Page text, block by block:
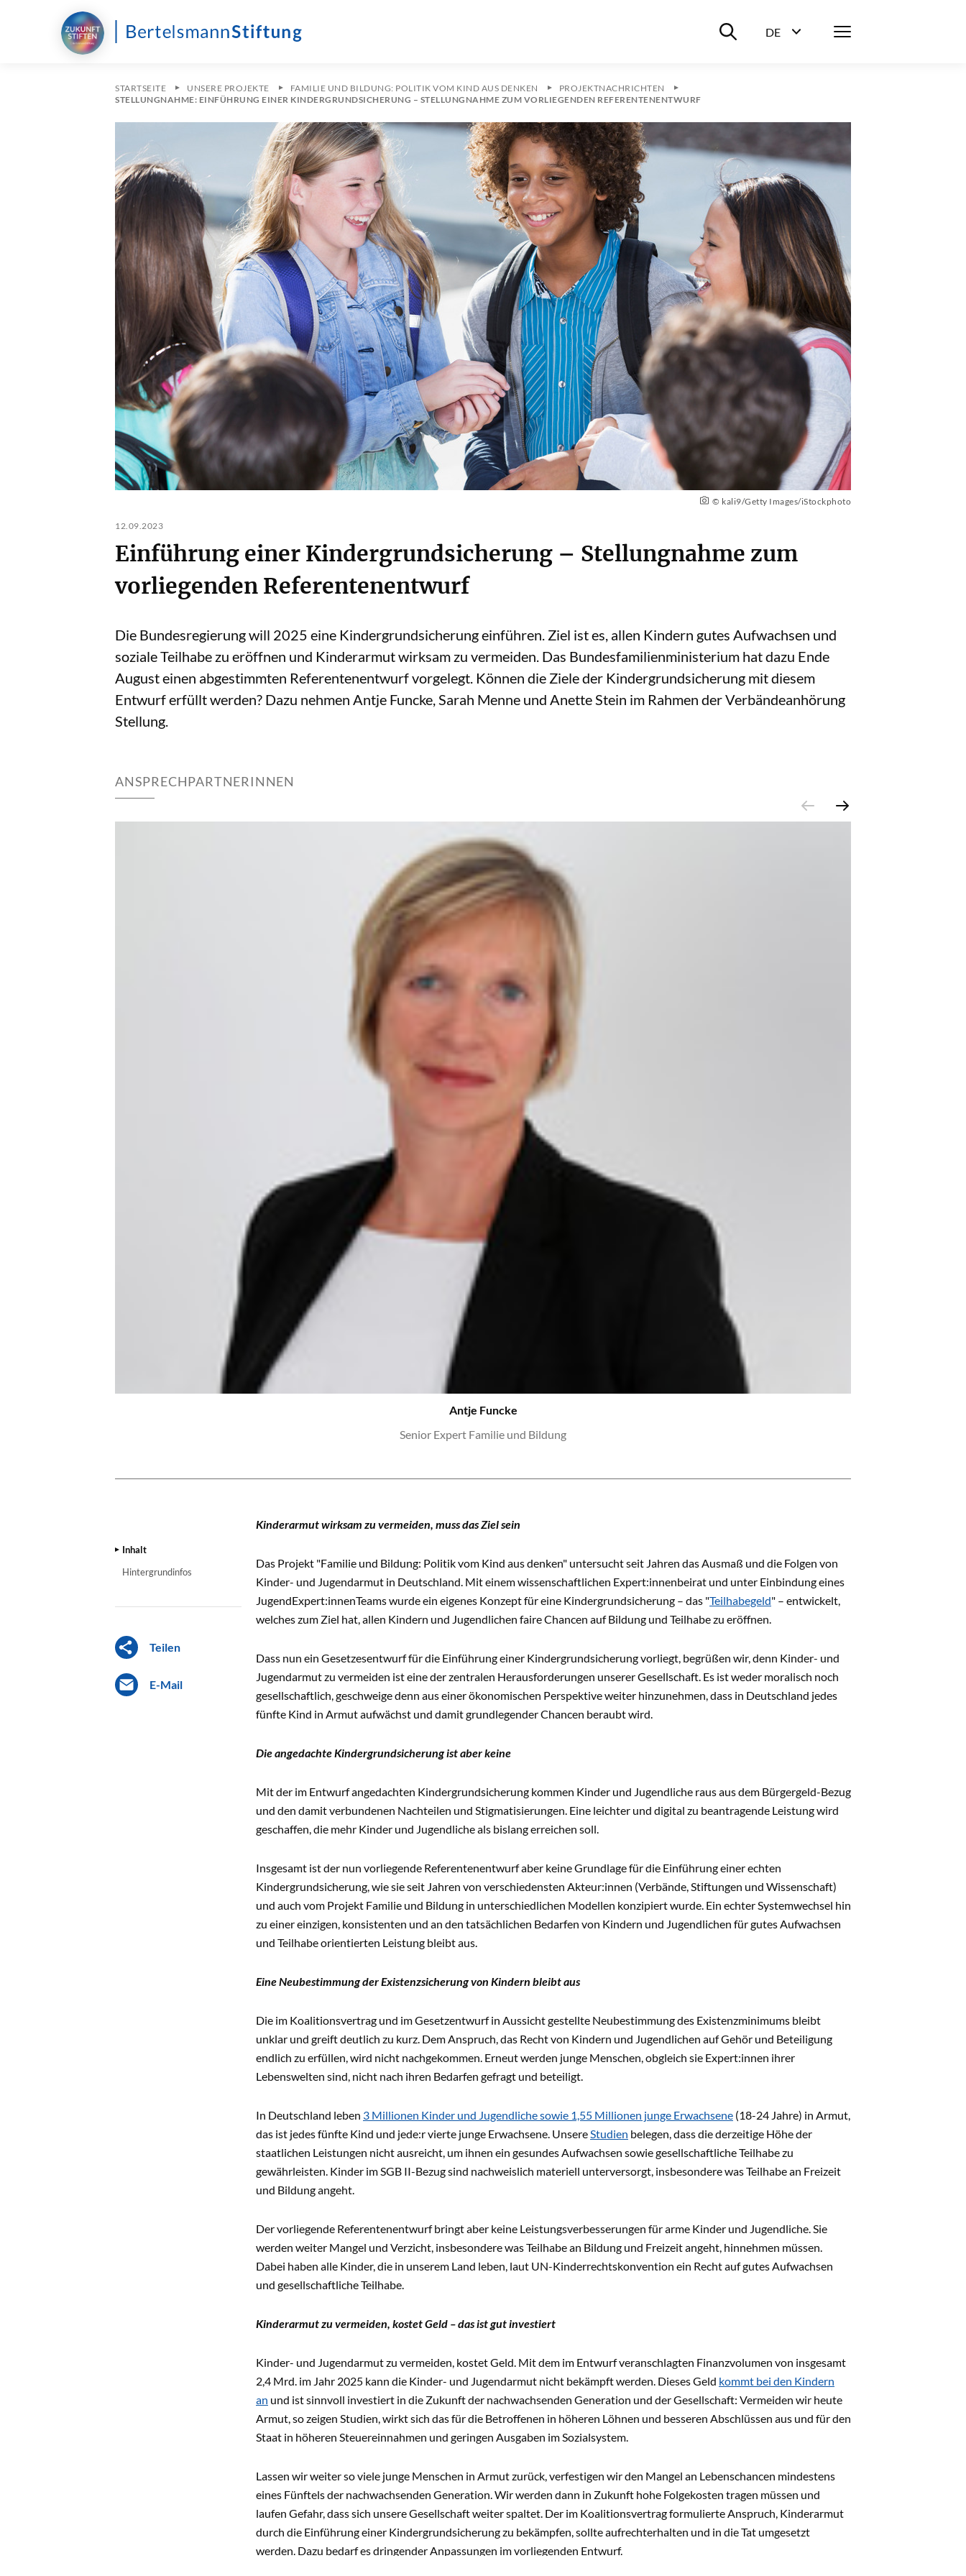
Suche ein-/ausblenden
DE
Menü
STARTSEITE UNSERE PROJEKTE FAMILIE UND BILDUNG: POLITIK VOM KIND AUS DENKEN
PROJEKTNACHRICHTEN
STELLUNGNAHME: EINFÜHRUNG EINER KINDERGRUNDSICHERUNG – STELLUNGNAHME ZUM VORLIEGENDEN REFERENTENENTWURF
© kali9/Getty Images/iStockphoto
12.09.2023
Einführung einer Kindergrundsicherung – Stellungnahme zum
vorliegenden Referentenentwurf
Die Bundesregierung will 2025 eine Kindergrundsicherung einführen. Ziel ist es, allen Kindern gutes Aufwachsen und
soziale Teilhabe zu eröffnen und Kinderarmut wirksam zu vermeiden. Das Bundesfamilienministerium hat dazu Ende
August einen abgestimmten Referentenentwurf vorgelegt. Können die Ziele der Kindergrundsicherung mit diesem
Entwurf erfüllt werden? Dazu nehmen Antje Funcke, Sarah Menne und Anette Stein im Rahmen der Verbändeanhörung
Stellung.
ANSPRECHPARTNERINNEN
Antje Funcke
Senior Expert Familie und Bildung
Inhalt
Hintergrundinfos
Teilen
E-Mail
INHALT
Kinderarmut wirksam zu vermeiden, muss das Ziel sein
Das Projekt "Familie und Bildung: Politik vom Kind aus denken" untersucht seit Jahren das Ausmaß und die Folgen von
Kinder- und Jugendarmut in Deutschland. Mit einem wissenschaftlichen Expert:innenbeirat und unter Einbindung eines
JugendExpert:innenTeams wurde ein eigenes Konzept für eine Kindergrundsicherung – das "Teilhabegeld" – entwickelt,
welches zum Ziel hat, allen Kindern und Jugendlichen faire Chancen auf Bildung und Teilhabe zu eröffnen.
Dass nun ein Gesetzesentwurf für die Einführung einer Kindergrundsicherung vorliegt, begrüßen wir, denn Kinder- und
Jugendarmut zu vermeiden ist eine der zentralen Herausforderungen unserer Gesellschaft. Es ist weder moralisch noch
gesellschaftlich, geschweige denn aus einer ökonomischen Perspektive weiter hinzunehmen, dass in Deutschland jedes
fünfte Kind in Armut aufwächst und damit grundlegender Chancen beraubt wird.
Die angedachte Kindergrundsicherung ist aber keine
Mit der im Entwurf angedachten Kindergrundsicherung kommen Kinder und Jugendliche raus aus dem Bürgergeld-Bezug
und den damit verbundenen Nachteilen und Stigmatisierungen. Eine leichter und digital zu beantragende Leistung wird
geschaffen, die mehr Kinder und Jugendliche als bislang erreichen soll.
Insgesamt ist der nun vorliegende Referentenentwurf aber keine Grundlage für die Einführung einer echten
Kindergrundsicherung, wie sie seit Jahren von verschiedensten Akteur:innen (Verbände, Stiftungen und Wissenschaft)
und auch vom Projekt Familie und Bildung in unterschiedlichen Modellen konzipiert wurde. Ein echter Systemwechsel hin
zu einer einzigen, konsistenten und an den tatsächlichen Bedarfen von Kindern und Jugendlichen für gutes Aufwachsen
und Teilhabe orientierten Leistung bleibt aus.
Eine Neubestimmung der Existenzsicherung von Kindern bleibt aus
Die im Koalitionsvertrag und im Gesetzentwurf in Aussicht gestellte Neubestimmung des Existenzminimums bleibt
unklar und greift deutlich zu kurz. Dem Anspruch, das Recht von Kindern und Jugendlichen auf Gehör und Beteiligung
endlich zu erfüllen, wird nicht nachgekommen. Erneut werden junge Menschen, obgleich sie Expert:innen ihrer
Lebenswelten sind, nicht nach ihren Bedarfen gefragt und beteiligt.
In Deutschland leben 3 Millionen Kinder und Jugendliche sowie 1,55 Millionen junge Erwachsene (18-24 Jahre) in Armut,
das ist jedes fünfte Kind und jede:r vierte junge Erwachsene. UnsereStudien belegen, dass die derzeitige Höhe der
staatlichen Leistungen nicht ausreicht, um ihnen ein gesundes Aufwachsen sowie gesellschaftliche Teilhabe zu
gewährleisten. Kinder im SGB II-Bezug sind nachweislich materiell unterversorgt, insbesondere was Teilhabe an Freizeit
und Bildung angeht.
Der vorliegende Referentenentwurf bringt aber keine Leistungsverbesserungen für arme Kinder und Jugendliche. Sie
werden weiter Mangel und Verzicht, insbesondere was Teilhabe an Bildung und Freizeit angeht, hinnehmen müssen.
Dabei haben alle Kinder, die in unserem Land leben, laut UN-Kinderrechtskonvention ein Recht auf gutes Aufwachsen
und gesellschaftliche Teilhabe.
Kinderarmut zu vermeiden, kostet Geld – das ist gut investiert
Kinder- und Jugendarmut zu vermeiden, kostet Geld. Mit dem im Entwurf veranschlagten Finanzvolumen von insgesamt
2,4 Mrd. im Jahr 2025 kann die Kinder- und Jugendarmut nicht bekämpft werden. Dieses Geld kommt bei den Kindern
an und ist sinnvoll investiert in die Zukunft der nachwachsenden Generation und der Gesellschaft: Vermeiden wir heute
Armut, so zeigen Studien, wirkt sich das für die Betroffenen in höheren Löhnen und besseren Abschlüssen aus und für den
Staat in höheren Steuereinnahmen und geringen Ausgaben im Sozialsystem.
Lassen wir weiter so viele junge Menschen in Armut zurück, verfestigen wir den Mangel an Lebenschancen mindestens
eines Fünftels der nachwachsenden Generation. Wir werden dann in Zukunft hohe Folgekosten tragen müssen und
laufen Gefahr, dass sich unsere Gesellschaft weiter spaltet. Der im Koalitionsvertrag formulierte Anspruch, Kinderarmut
durch die Einführung einer Kindergrundsicherung zu bekämpfen, sollte aufrechterhalten und in die Tat umgesetzt
werden. Dazu bedarf es dringender Anpassungen im vorliegenden Entwurf.